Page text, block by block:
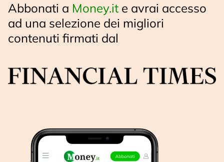
Abbonati a Money.it e avrai accesso
ad una selezione dei migliori
contenuti firmati dal